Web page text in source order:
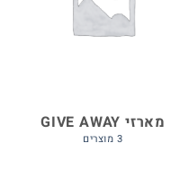
מארזי GIVE AWAY
3 מוצרים